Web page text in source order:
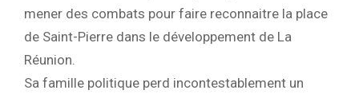
mener des combats pour faire reconnaitre la place
de Saint-Pierre dans le développement de La
Réunion.
Sa famille politique perd incontestablement un